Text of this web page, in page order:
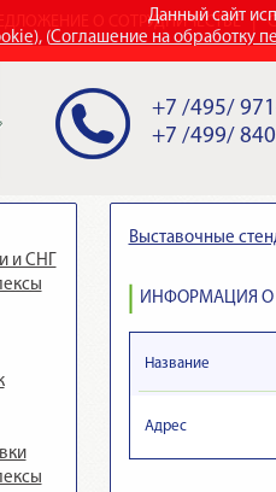
Данный сайт
), (Соглашение на обработку
О СОТРУДНИЧЕСТВЕ
+7 /495/
+7 /499/
и СНГ
Выставочные
ИНФОРМАЦИЯ О
Название
Адрес